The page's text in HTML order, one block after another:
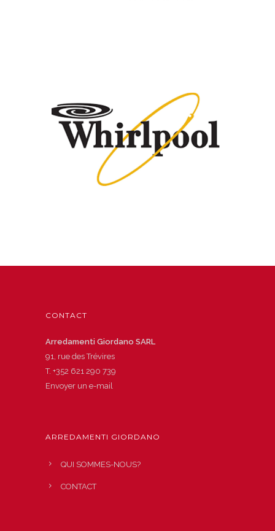
WHIRLPOOL
Marque
CONTACT
Arredamenti Giordano SARL
91, rue des Trévires
T. +352 621 290 739
Envoyer un e-mail
ARREDAMENTI GIORDANO
QUI SOMMES-NOUS?
CONTACT